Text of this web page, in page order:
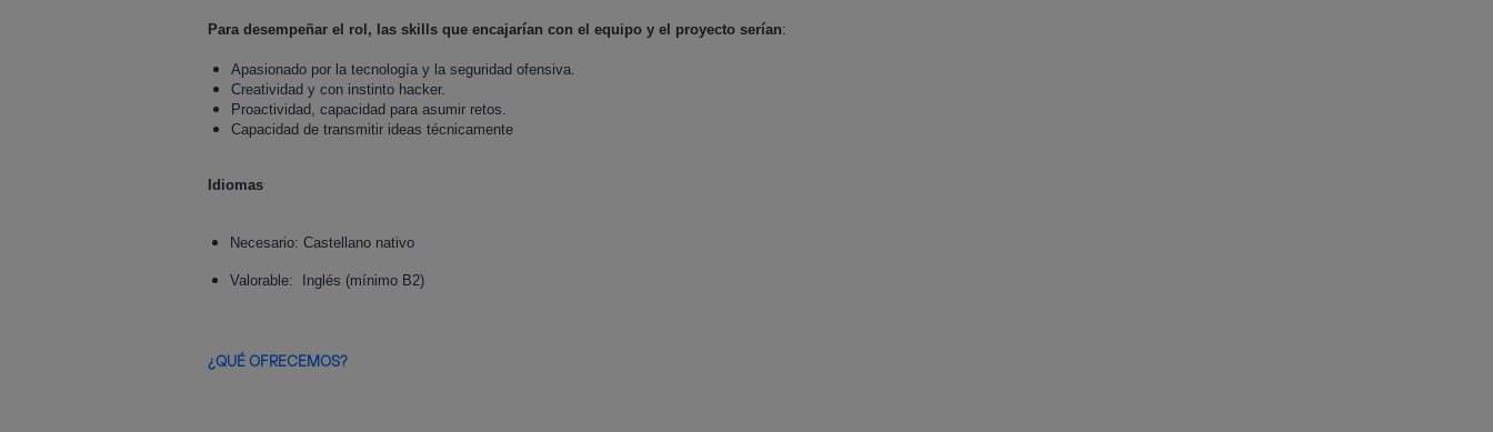
Para desempeñar el rol, las skills que encajarían con el equipo y el proyecto serían:
Apasionado por la tecnología y la seguridad ofensiva.
Creatividad y con instinto hacker.
Proactividad, capacidad para asumir retos.
Capacidad de transmitir ideas técnicamente
Idiomas
Necesario: Castellano nativo
Valorable: Inglés (mínimo B2)
¿QUÉ OFRECEMOS?